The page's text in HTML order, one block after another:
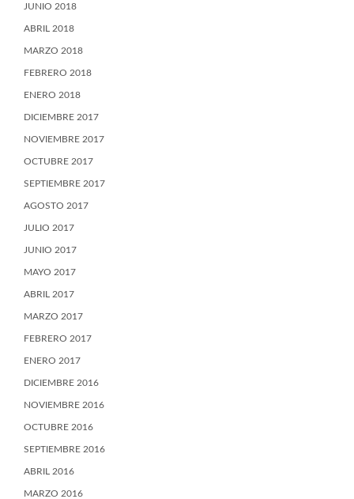
JUNIO 2018
ABRIL 2018
MARZO 2018
FEBRERO 2018
ENERO 2018
DICIEMBRE 2017
NOVIEMBRE 2017
OCTUBRE 2017
SEPTIEMBRE 2017
AGOSTO 2017
JULIO 2017
JUNIO 2017
MAYO 2017
ABRIL 2017
MARZO 2017
FEBRERO 2017
ENERO 2017
DICIEMBRE 2016
NOVIEMBRE 2016
OCTUBRE 2016
SEPTIEMBRE 2016
ABRIL 2016
MARZO 2016